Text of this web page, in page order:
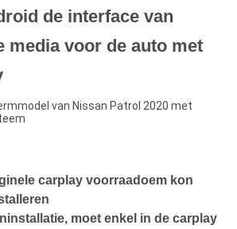
de interface van
media voor de auto met
van Nissan Patrol 2020 met
carplay voorraadoem kon
moet enkel in de carplay